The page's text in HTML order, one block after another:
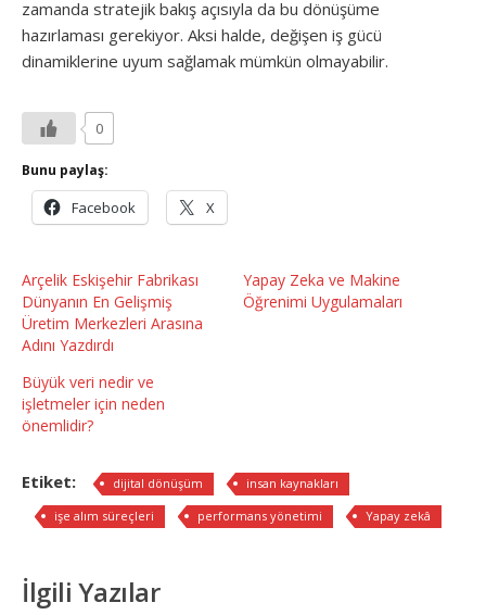
zamanda stratejik bakış açısıyla da bu dönüşüme
hazırlaması gerekiyor. Aksi halde, değişen iş gücü
dinamiklerine uyum sağlamak mümkün olmayabilir.
0
Bunu paylaş:
Facebook X
Arçelik Eskişehir Fabrikası
Dünyanın En Gelişmiş
Üretim Merkezleri Arasına
Adını Yazdırdı
Yapay Zeka ve Makine
Öğrenimi Uygulamaları
Büyük veri nedir ve
işletmeler için neden
önemlidir?
Etiket: dijital dönüşüm
insan kaynakları
işe alım süreçleri
performans yönetimi Yapay zekâ
İlgili Yazılar